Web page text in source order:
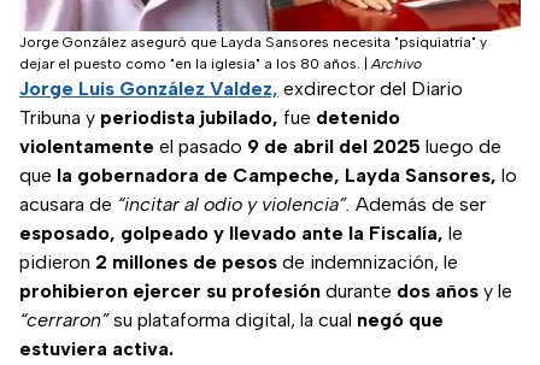
Jorge González aseguró que Layda Sansores necesita "psiquiatría" y
dejar el puesto como "en la iglesia" a los 80 años. |Archivo
Jorge Luis González Valdez, exdirector del Diario
Tribuna y periodista jubilado, fue detenido
violentamente el pasado 9 de abril del 2025 luego de
que la gobernadora de Campeche, Layda Sansores, lo
acusara de “incitar al odio y violencia”. Además de ser
esposado, golpeado y llevado ante la Fiscalía, le
pidieron 2 millones de pesos de indemnización, le
prohibieron ejercer su profesión durante dos años y le
“cerraron”su plataforma digital, la cual negó que
estuviera activa.